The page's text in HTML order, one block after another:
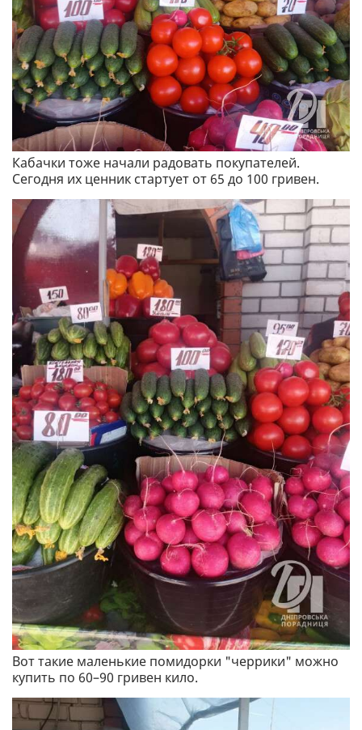
Кабачки тоже начали радовать покупателей.
Сегодня их ценник стартует от 65 до 100 гривен.
Вот такие маленькие помидорки "черрики" можно
купить по 60–90 гривен кило.